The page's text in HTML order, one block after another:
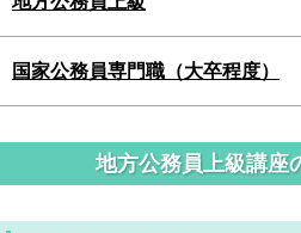
国家公務員専門職（大卒程度）
地方公務員上級講座